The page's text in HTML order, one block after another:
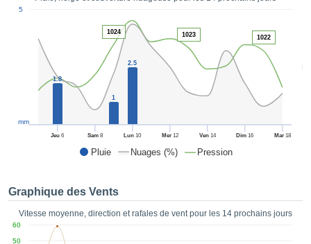
de
des
de très
CONTINUER
PARAMÈTRES
Pluie Nuages (%) Pression
50
Jeu 6 Sam8 Lun 10 Mer12 Ven14 Dim 16 Mar18
5
mm
1.8
1
2.5
1024 1023 1022
Graphique des Vents
Vitesse moyenne, direction et rafales de vent pour les 14 prochains jours
50
60